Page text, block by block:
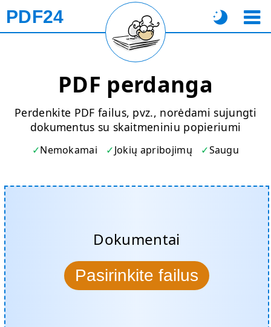
PDF24
PDF perdanga
Perdenkite PDF failus, pvz., norėdami sujungti
dokumentus su skaitmeniniu popieriumi
Nemokamai Jokių apribojimų Saugu
Dokumentai
Pasirinkite failus